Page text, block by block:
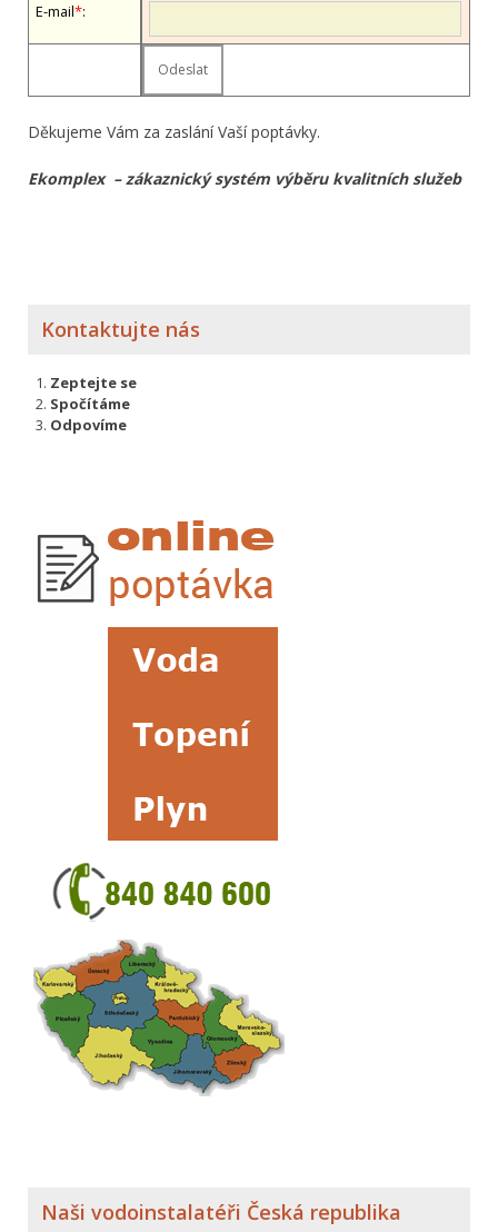
E-mail*:
Děkujeme Vám za zaslání Vaší poptávky.
Ekomplex – zákaznický systém výběru kvalitních služeb
Kontaktujte nás
Zeptejte se
Spočítáme
Odpovíme
Naši vodoinstalatéři Česká republika